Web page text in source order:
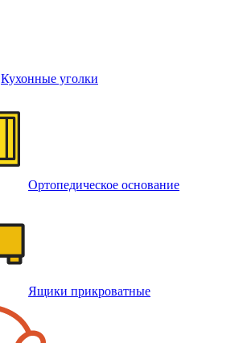
Кухонные уголки
Ортопедическое основание
Ящики прикроватные